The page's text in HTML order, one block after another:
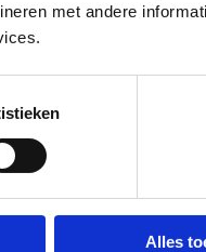
met andere
Alles